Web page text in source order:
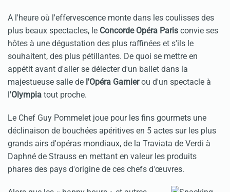
A l'heure où l'effervescence monte dans les coulisses des
plus beaux spectacles, le Concorde Opéra Paris convie ses
hôtes à une dégustation des plus raffinées et s'ils le
souhaitent, des plus pétillantes. De quoi se mettre en
appétit avant d'aller se délecter d'un ballet dans la
majestueuse salle de l'Opéra Garnierou d'un spectacle à
l'Olympia tout proche.
Le Chef Guy Pommelet joue pour les fins gourmets une
déclinaison de bouchées apéritives en 5 actes sur les plus
grands airs d'opéras mondiaux, de la Traviata de Verdi à
Daphné de Strauss en mettant en valeur les produits
phares des pays d'origine de ces chefs d'œuvres.